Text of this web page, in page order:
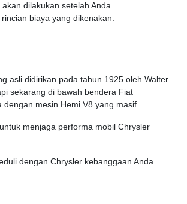
akan dilakukan setelah Anda
biaya yang dikenakan.
asli didirikan pada tahun 1925 oleh Walter
sekarang di bawah bendera Fiat
mesin Hemi V8 yang masif.
menjaga performa mobil Chrysler
dengan Chrysler kebanggaan Anda.